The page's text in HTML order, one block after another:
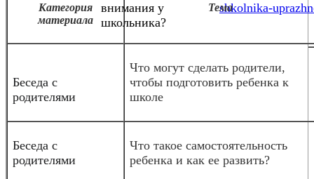
внимания у
школьника?
shkolnika-
Категория
материала
Тема
Беседа с
родителями
Что могут сделать родители,
чтобы подготовить ребенка к
школе
Беседа с
родителями
Что такое самостоятельность
ребенка и как ее развить?